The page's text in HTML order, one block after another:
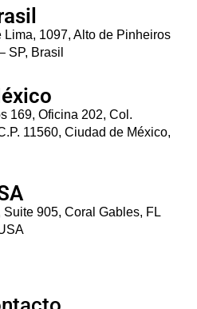
1097, Alto de Pinheiros
SP, Brasil
169, Oficina 202, Col.
11560, Ciudad de México,
905, Coral Gables, FL